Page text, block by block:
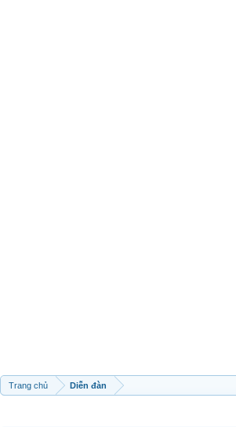
Trang chủ Diễn đàn